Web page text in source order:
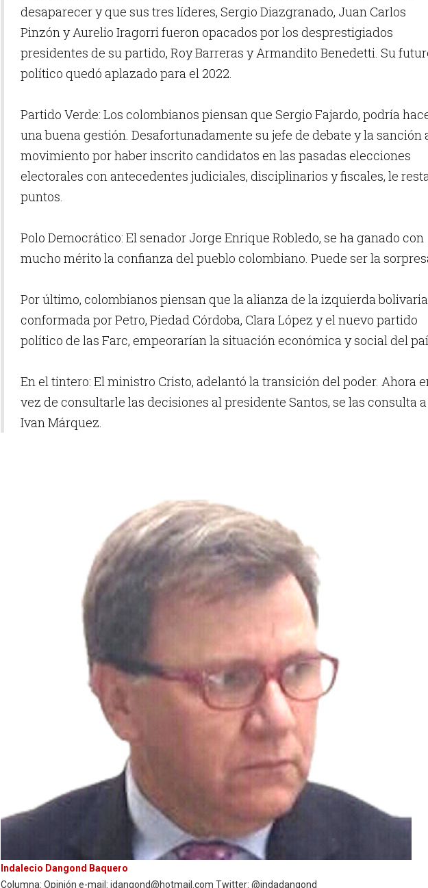
desaparecer y que sus tres líderes, Sergio Diazgranado, Juan Carlos
Pinzón y Aurelio Iragorri fueron opacados por los desprestigiados
presidentes de su partido, Roy Barreras y Armandito Benedetti. Su
político quedó aplazado para el 2022.
Partido Verde: Los colombianos piensan que Sergio Fajardo, podría
una buena gestión. Desafortunadamente su jefe de debate y la sanción
movimiento por haber inscrito candidatos en las pasadas elecciones
electorales con antecedentes judiciales, disciplinarios y fiscales, le
puntos.
Polo Democrático: El senador Jorge Enrique Robledo, se ha ganado con
mucho mérito la confianza del pueblo colombiano. Puede ser la
Por último, colombianos piensan que la alianza de la izquierda
conformada por Petro, Piedad Córdoba, Clara López y el nuevo partido
político de las Farc, empeorarían la situación económica y social del
En el tintero: El ministro Cristo, adelantó la transición del poder. Ahora
vez de consultarle las decisiones al presidente Santos, se las consulta a
Ivan Márquez.
Indalecio Dangond Baquero
Columna: Opinión e-mail: idangond@hotmail.com Twitter: @indadangond